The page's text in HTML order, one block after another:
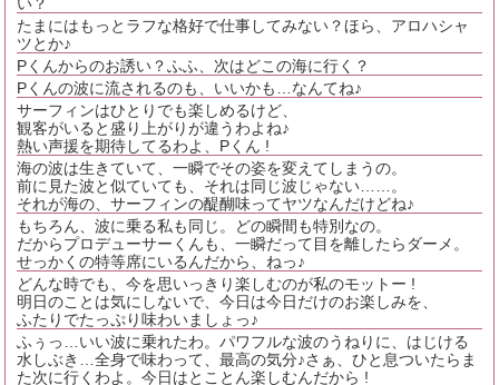
い？
たまにはもっとラフな格好で仕事してみない？ほら、アロハシャ
ツとか♪
Pくんからのお誘い？ふふ、次はどこの海に行く？
Pくんの波に流されるのも、いいかも…なんてね♪
サーフィンはひとりでも楽しめるけど、
観客がいると盛り上がりが違うわよね♪
熱い声援を期待してるわよ、Pくん !
海の波は生きていて、一瞬でその姿を変えてしまうの。
前に見た波と似ていても、それは同じ波じゃない……。
それが海の、サーフィンの醍醐味ってヤツなんだけどね♪
もちろん、波に乗る私も同じ。どの瞬間も特別なの。
だからプロデューサーくんも、一瞬だって目を離したらダーメ。
せっかくの特等席にいるんだから、ねっ♪
どんな時でも、今を思いっきり楽しむのが私のモットー !
明日のことは気にしないで、今日は今日だけのお楽しみを、
ふたりでたっぷり味わいましょっ♪
ふぅっ…いい波に乗れたわ。パワフルな波のうねりに、はじける
水しぶき…全身で味わって、最高の気分♪さぁ、ひと息ついたらま
た次に行くわよ。今日はとことん楽しむんだから !